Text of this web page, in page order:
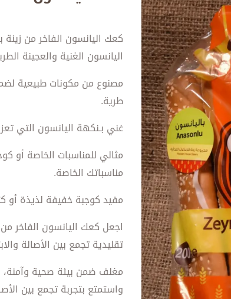
اليانسون الغنية والعجينة
مصنوع من مكونات طبيعية
طرية.
غني بـنكهة اليانسون التي
مثالي للمناسبات الخاصة أو
مناسباتك الخاصة.
مفيد كوجبة خفيفة لذيذة أو
اجعل كعك اليانسون الفاخر
تقليدية تجمع بين الأصالة
مغلف ضمن بيئة صحية وآمنة،
واستمتع بتجربة تجمع بين